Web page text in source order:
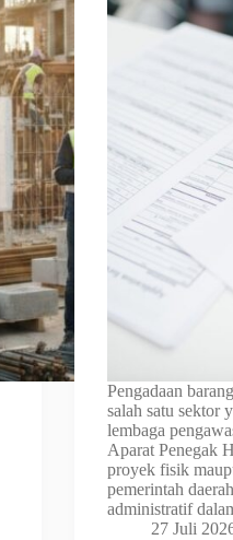
Pengadaan
salah satu sektor
lembaga
Aparat Penegak
proyek fisik
pemerintah
administratif
27 Juli